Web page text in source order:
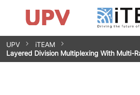
Saltar
contenido
Impacto
Grupos de investigación
Instalaciones
Spin-offs
Contacto
Prácticas
Noticias
Unidad de Igualdad
UPV
iTEAM
Layered Division Multiplexing With Multi-